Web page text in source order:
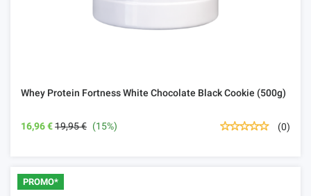
Whey Protein Fortness White Chocolate Black Cookie (500g)
16,96 €19,95 € (15%) (0)
PROMO*